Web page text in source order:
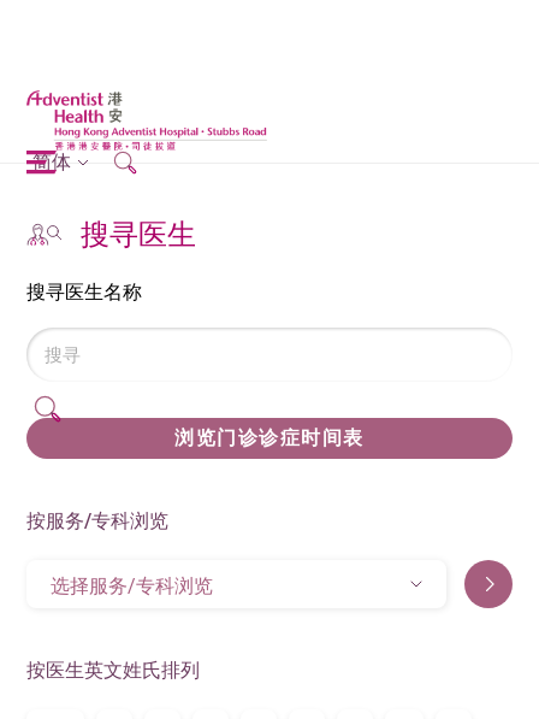
简体
搜寻医生
搜寻医生名称
浏览门诊诊症时间表
按服务/专科浏览
选择服务/专科浏览
按医生英文姓氏排列